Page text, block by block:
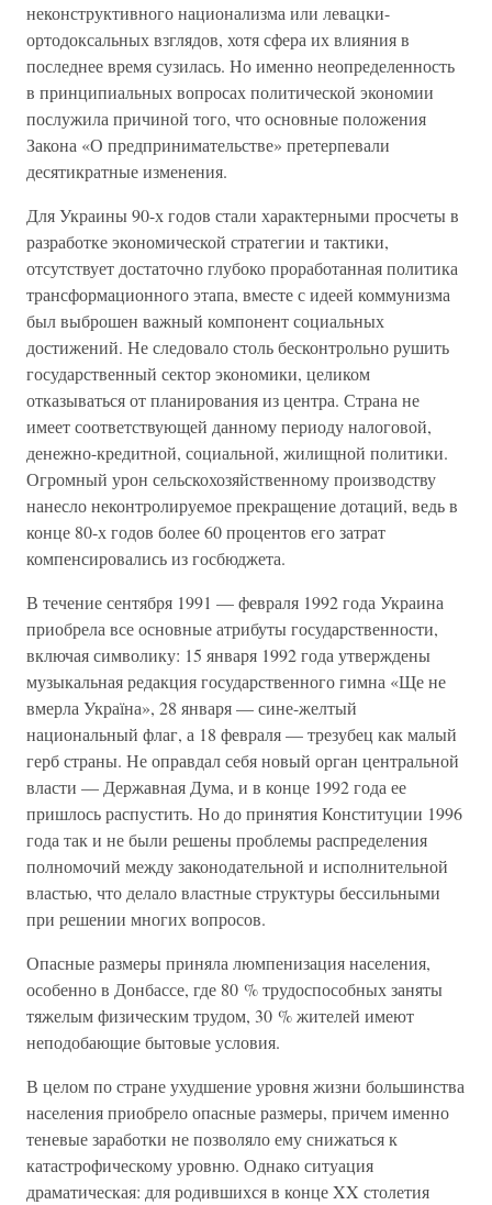
неконструктивного национализма или левацки-
ортодоксальных взглядов, хотя сфера их влияния в
последнее время сузилась. Но именно неопределенность
в принципиальных вопросах политической экономии
послужила причиной того, что основные положения
Закона «О предпринимательстве» претерпевали
десятикратные изменения.
Для Украины 90-х годов стали характерными просчеты в
разработке экономической стратегии и тактики,
отсутствует достаточно глубоко проработанная политика
трансформационного этапа, вместе с идеей коммунизма
был выброшен важный компонент социальных
достижений. Не следовало столь бесконтрольно рушить
государственный сектор экономики, целиком
отказываться от планирования из центра. Страна не
имеет соответствующей данному периоду налоговой,
денежно-кредитной, социальной, жилищной политики.
Огромный урон сельскохозяйственному производству
нанесло неконтролируемое прекращение дотаций, ведь в
конце 80-х годов более 60 процентов его затрат
компенсировались из госбюджета.
В течение сентября 1991 — февраля 1992 года Украина
приобрела все основные атрибуты государственности,
включая символику: 15 января 1992 года утверждены
музыкальная редакция государственного гимна «Ще не
вмерла Україна», 28 января — сине-желтый
национальный флаг, а 18 февраля — трезубец как малый
герб страны. Не оправдал себя новый орган центральной
власти — Державная Дума, и в конце 1992 года ее
пришлось распустить. Но до принятия Конституции 1996
года так и не были решены проблемы распределения
полномочий между законодательной и исполнительной
властью, что делало властные структуры бессильными
при решении многих вопросов.
Опасные размеры приняла люмпенизация населения,
особенно в Донбассе, где 80 % трудоспособных заняты
тяжелым физическим трудом, 30 % жителей имеют
неподобающие бытовые условия.
В целом по стране ухудшение уровня жизни большинства
населения приобрело опасные размеры, причем именно
теневые заработки не позволяло ему снижаться к
катастрофическому уровню. Однако ситуация
драматическая: для родившихся в конце XX столетия